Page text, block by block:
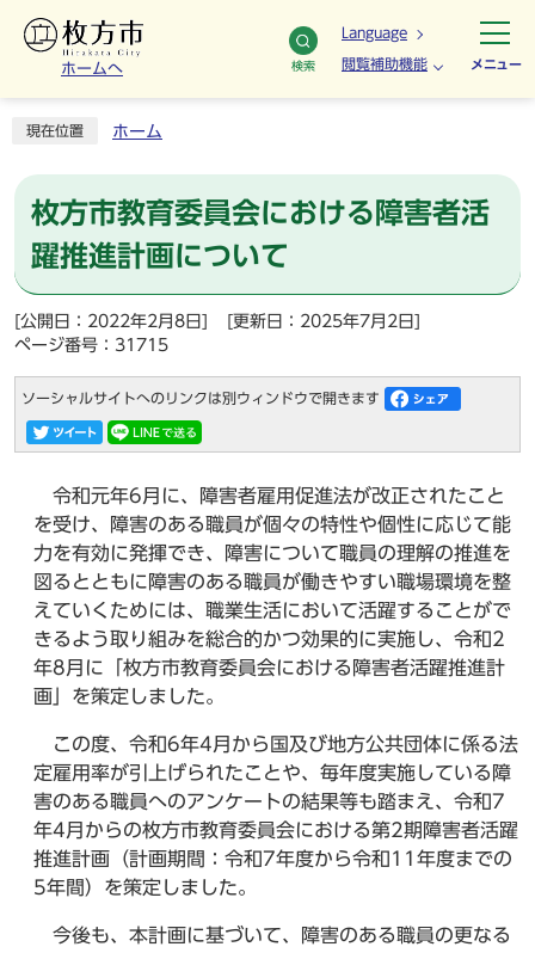
ホームへ 検索
Language
閲覧補助機能 メニュー
現在位置 ホーム
枚方市教育委員会における障害者活
躍推進計画について
[公開日：2022年2月8日]
[更新日：2025年7月2日]
ページ番号：31715
ソーシャルサイトへのリンクは別ウィンドウで開きます
令和元年6月に、障害者雇用促進法が改正されたこと
を受け、障害のある職員が個々の特性や個性に応じて能
力を有効に発揮でき、障害について職員の理解の推進を
図るとともに障害のある職員が働きやすい職場環境を整
えていくためには、職業生活において活躍することがで
きるよう取り組みを総合的かつ効果的に実施し、令和2
年8月に「枚方市教育委員会における障害者活躍推進計
画」を策定しました。
この度、令和6年4月から国及び地方公共団体に係る法
定雇用率が引上げられたことや、毎年度実施している障
害のある職員へのアンケートの結果等も踏まえ、令和7
年4月からの枚方市教育委員会における第2期障害者活躍
推進計画（計画期間：令和7年度から令和11年度までの
5年間）を策定しました。
今後も、本計画に基づいて、障害のある職員の更なる